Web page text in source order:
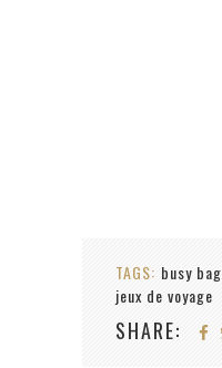
TAGS: busy bag
jeux de voyage
SHARE: